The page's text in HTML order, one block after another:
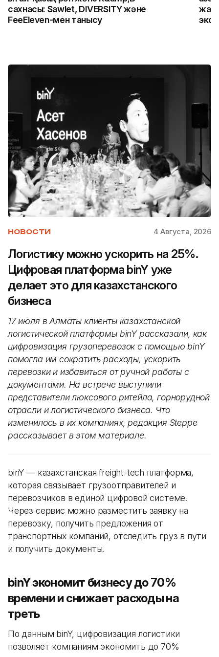
сахнасы: Sawlet, DIVERSITY және
FeeEleven-мен танысу
НОВОСТИ 4 Августа, 2026
Логистику можно ускорить на 25%.
Цифровая платформа binY уже
делает это для казахстанского
бизнеса
17 июля в Алматы клиенты казахстанской
логистической платформы binY рассказали, как
цифровизация грузоперевозок с помощью binY
помогла им сократить расходы, ускорить
перевозки и избавиться от ручной работы с
документами. На встрече выступили
представители люксового ритейла, горнорудной
отрасли и логистического бизнеса. Что
изменилось в их компаниях, редакция Steppe
рассказывает в этом материале.
binY — казахстанская freight-tech платформа,
которая связывает грузоотправителей и
перевозчиков в единой цифровой системе.
Через сервис можно разместить заявку на
перевозку, получить предложения от
транспортных компаний, отследить груз в пути
и получить документы.
binY экономит бизнесу до 70%
времени и снижает расходы на
треть
По данным binY, цифровизация логистики
позволяет компаниям экономить до 70%